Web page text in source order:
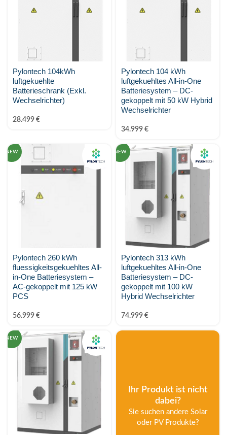
Metron
Phonenix Contact
PV-24.at Eigenmarke
SALZSTROM
SOFAR
Solar Manager
Solis
Pylontech 104kWh
luftgekuehlte
Batterieschrank (Exkl.
Wechselrichter)
28.499 €
Pylontech 104 kWh
luftgekuehltes All-in-One
Batteriesystem – DC-
gekoppelt mit 50 kW Hybrid
Wechselrichter
34.999 €
NEW
Pylontech 260 kWh
fluessigkeitsgekuehltes All-
in-One Batteriesystem –
AC-gekoppelt mit 125 kW
PCS
56.999 €
NEW
Pylontech 313 kWh
luftgekuehltes All-in-One
Batteriesystem – DC-
gekoppelt mit 100 kW
Hybrid Wechselrichter
74.999 €
NEW
Ihr Produkt ist nicht
dabei?
Sie suchen andere Solar
oder PV Produkte?